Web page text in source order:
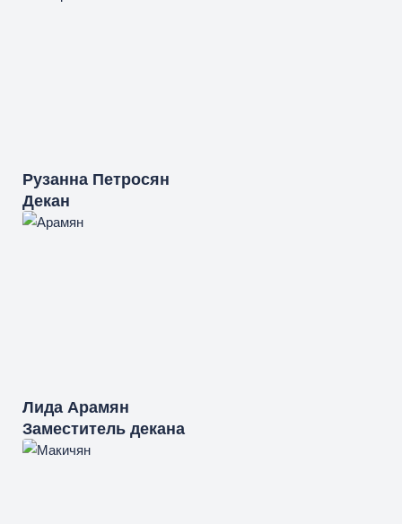
Рузанна Петросян
Декан
Лида Арамян
Заместитель декана